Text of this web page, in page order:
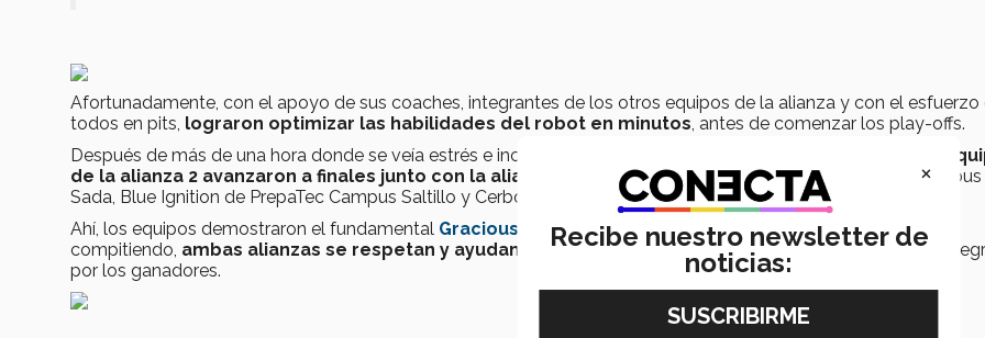
Afortunadamente, con el apoyo de sus coaches, integrantes de los otros equipos de la alianza y con el esfuerzo
todos en pits, lograron optimizar las habilidades del robot en minutos , antes de comenzar los play-offs.
Después de más de una hora donde se veía estrés e incertidumbre, pero sobre todo, unión y esperanza,
los
de la alianza 2 avanzaron a finales junto con la alianza 1,
conformada por BotBusters de PrepaTec Campus
Sada, Blue Ignition de PrepaTec Campus Saltillo y Cerbotics, quienes ganaron el pase al mundial.
Ahí, los equipos demostraron el fundamental Gracious Professionalism de FIRST, donde a pesar de estar
compitiendo, ambas alianzas se respetan y ayudan
unas a otras, y a pesar de no ganar la final, todos se
por los ganadores.
×
Recibe nuestro newsletter de
noticias: